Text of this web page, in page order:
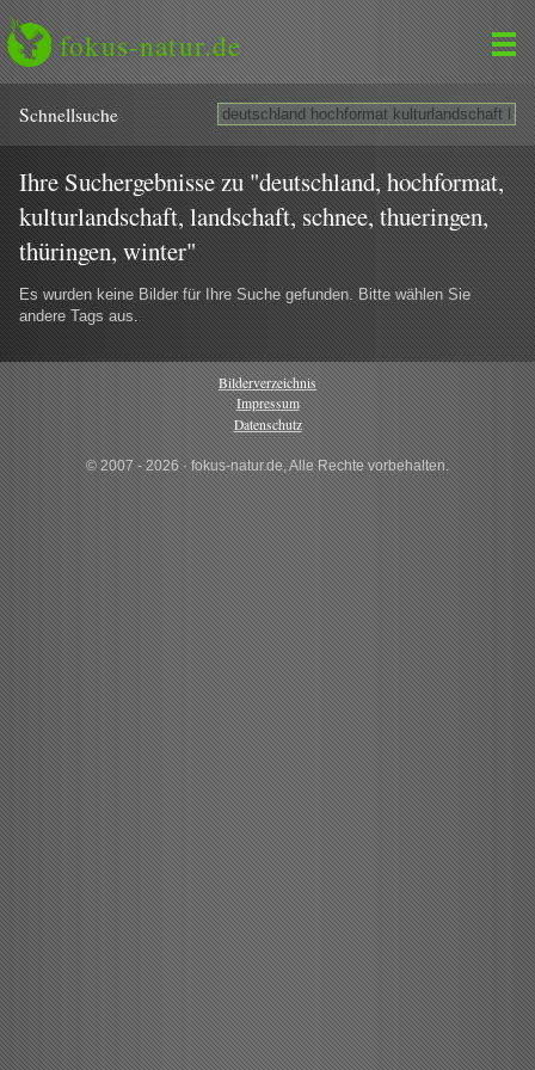
fokus-natur.de
Schnell­suche
Ihre Suchergebnisse zu "deutschland, hochformat,
kulturlandschaft, landschaft, schnee, thueringen,
thüringen, winter"
Es wurden keine Bilder für Ihre Suche gefunden. Bitte wählen Sie
andere Tags aus.
Bilderverzeichnis
Impressum
Datenschutz
© 2007 - 2026 · fokus-natur.de, Alle Rechte vorbehalten.